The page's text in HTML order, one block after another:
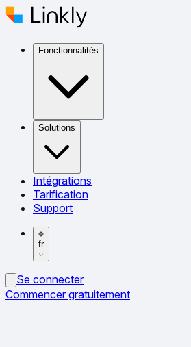
Fonctionnalités
Solutions
Intégrations
Tarification
Support
fr
Se connecter
Commencer gratuitement